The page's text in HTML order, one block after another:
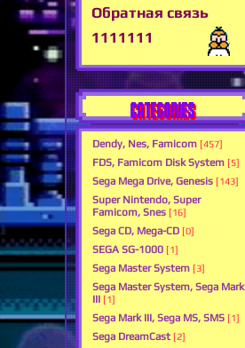
Обратная связь
1111111
CATEGORIES
Dendy, Nes, Famicom [457]
FDS, Famicom Disk System [5]
Sega Mega Drive, Genesis [143]
Super Nintendo, Super
Famicom, Snes [16]
Sega CD, Mega-CD [0]
SEGA SG-1000 [1]
Sega Master System [3]
Sega Master System, Sega Mark
III [1]
Sega Mark III, Sega MS, SMS [1]
Sega DreamCast [2]